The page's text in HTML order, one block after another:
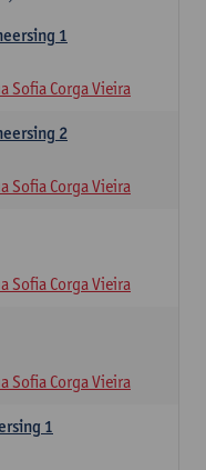
1
Sofia Corga Vieira
2
Sofia Corga Vieira
Sofia Corga Vieira
Sofia Corga Vieira
1